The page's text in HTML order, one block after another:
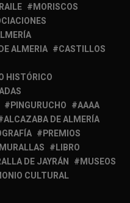
MORISCOS
ALMERIA
CASTILLOS
HISTÓRICO
PINGURUCHO
AAAA
ALCAZABA DE ALMERÍA
PREMIOS
MURALLAS
LIBRO
DE JAYRÁN
MUSEOS
CULTURAL